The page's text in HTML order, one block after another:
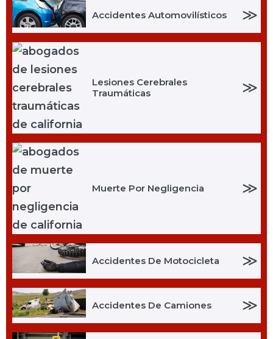
Accidentes Automovilísticos ≫
Lesiones Cerebrales
Traumáticas
≫
Muerte Por Negligencia ≫
Accidentes De Motocicleta ≫
Accidentes De Camiones ≫